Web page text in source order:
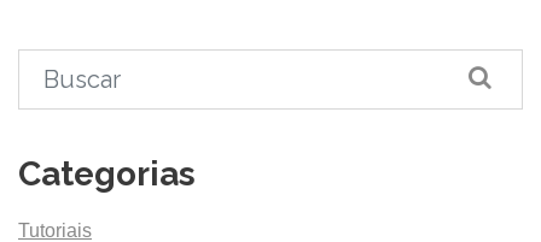
Categorias
Tutoriais